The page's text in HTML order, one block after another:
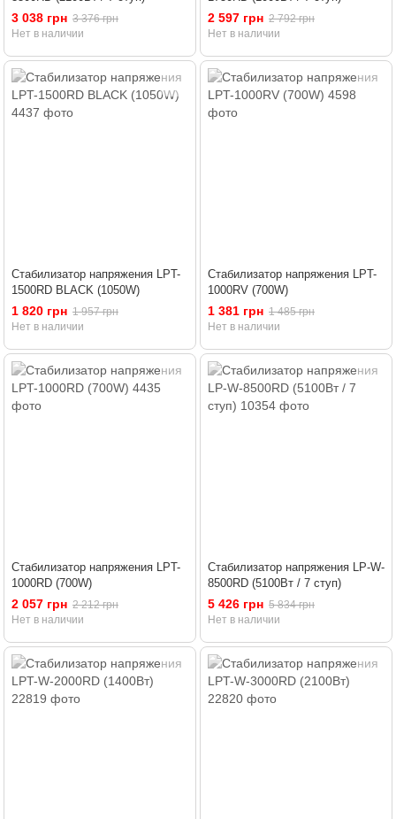
3 038 грн 3 376 грн
Нет в наличии
2 597 грн 2 792 грн
Нет в наличии
Стабилизатор напряжения LPT-
1500RD BLACK (1050W)
1 820 грн 1 957 грн
Нет в наличии
Стабилизатор напряжения LPT-
1000RV (700W)
1 381 грн 1 485 грн
Нет в наличии
Стабилизатор напряжения LPT-
1000RD (700W)
2 057 грн 2 212 грн
Нет в наличии
Стабилизатор напряжения LP-W-
8500RD (5100Вт / 7 ступ)
5 426 грн 5 834 грн
Нет в наличии